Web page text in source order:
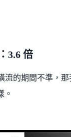
3.6 倍
流的期間不準，那
。